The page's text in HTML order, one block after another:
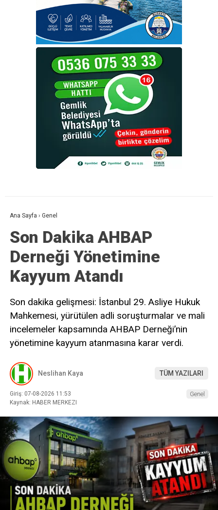
Ana Sayfa › Genel
Son Dakika AHBAP
Derneği Yönetimine
Kayyum Atandı
Son dakika gelişmesi: İstanbul 29. Asliye Hukuk
Mahkemesi, yürütülen adli soruşturmalar ve mali
incelemeler kapsamında AHBAP Derneği’nin
yönetimine kayyum atanmasına karar verdi.
Neslihan Kaya TÜM YAZILARI
Giriş: 07-08-2026 11:53
Kaynak: HABER MERKEZI
Genel